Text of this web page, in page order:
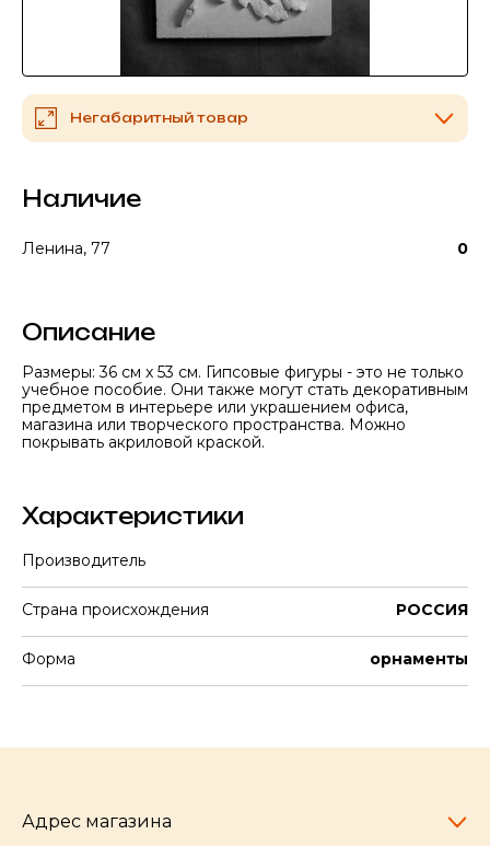
Негабаритный товар
Наличие
Ленина, 77 0
Описание
Размеры: 36 см x 53 см. Гипсовые фигуры - это не только
учебное пособие. Они также могут стать декоративным
предметом в интерьере или украшением офиса,
магазина или творческого пространства. Можно
покрывать акриловой краской.
Характеристики
Производитель
Страна происхождения РОССИЯ
Форма орнаменты
Адрес магазина